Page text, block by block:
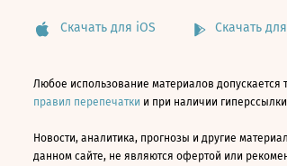
Скачать для iOS Скачать
Любое использование материалов допускается
правил перепечатки и при наличии
Новости, аналитика, прогнозы и другие
данном сайте, не являются офертой или